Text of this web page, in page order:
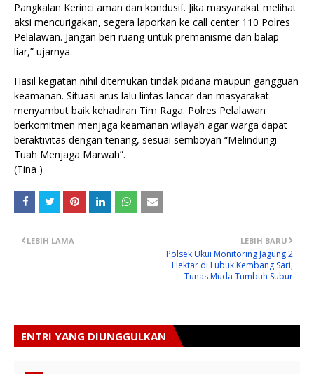
Pangkalan Kerinci aman dan kondusif. Jika masyarakat melihat
aksi mencurigakan, segera laporkan ke call center 110 Polres
Pelalawan. Jangan beri ruang untuk premanisme dan balap
liar,” ujarnya.
Hasil kegiatan nihil ditemukan tindak pidana maupun gangguan
keamanan. Situasi arus lalu lintas lancar dan masyarakat
menyambut baik kehadiran Tim Raga. Polres Pelalawan
berkomitmen menjaga keamanan wilayah agar warga dapat
beraktivitas dengan tenang, sesuai semboyan “Melindungi
Tuah Menjaga Marwah”.
(Tina )
LEBIH BARU
Polsek Ukui Monitoring Jagung 2
Hektar di Lubuk Kembang Sari,
Tunas Muda Tumbuh Subur
LEBIH LAMA
ENTRI YANG DIUNGGULKAN